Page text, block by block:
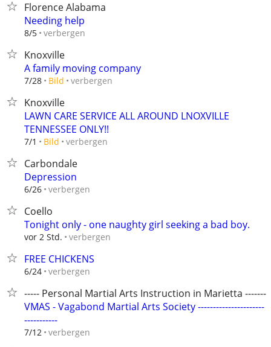
Florence Alabama
Needing help
8/5 verbergen
Knoxville
A family moving company
7/28 Bild verbergen
Knoxville
LAWN CARE SERVICE ALL AROUND LNOXVILLE
TENNESSEE ONLY!!
7/1 Bild verbergen
Carbondale
Depression
6/26 verbergen
Coello
Tonight only - one naughty girl seeking a bad boy.
vor 2 Std. verbergen
FREE CHICKENS
6/24 verbergen
----- Personal Martial Arts Instruction in Marietta --------
VMAS - Vagabond Martial Arts Society ----------------------
-----------
7/12 verbergen